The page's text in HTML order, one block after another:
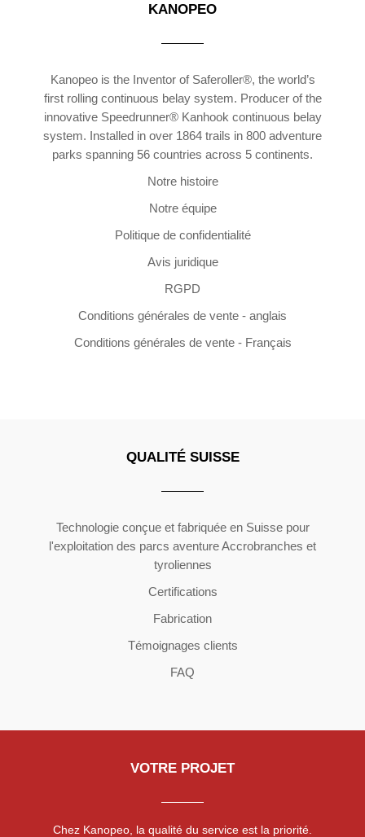
KANOPEO
Kanopeo is the Inventor of Saferoller®, the world’s
first rolling continuous belay system. Producer of the
innovative Speedrunner® Kanhook continuous belay
system. Installed in over 1864 trails in 800 adventure
parks spanning 56 countries across 5 continents.
Notre histoire
Notre équipe
Politique de confidentialité
Avis juridique
RGPD
Conditions générales de vente - anglais
Conditions générales de vente - Français
QUALITÉ SUISSE
Technologie conçue et fabriquée en Suisse pour
l'exploitation des parcs aventure Accrobranches et
tyroliennes
Certifications
Fabrication
Témoignages clients
FAQ
VOTRE PROJET
Chez Kanopeo, la qualité du service est la priorité.